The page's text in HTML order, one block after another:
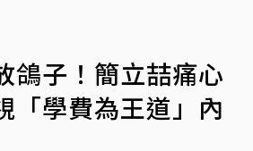
鴿子！簡立喆痛心
學費為王道」內